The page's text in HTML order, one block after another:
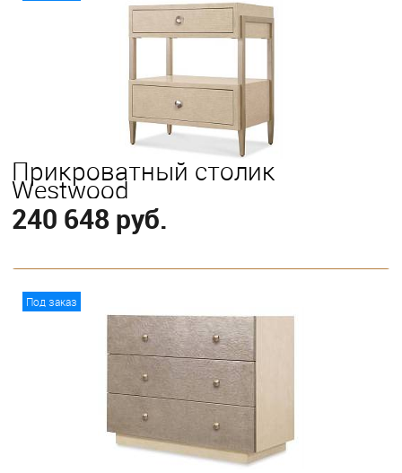
Прикроватный столик
Westwood
240 648 руб.
Под заказ